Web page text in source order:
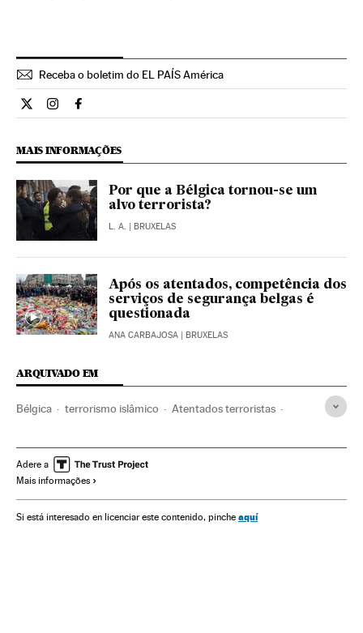
Receba o boletim do EL PAÍS América
Internacional El País Brasil en Twitter
Internacional El País Brasil en Instagram
Internacional El País Brasil en Facebook
MAIS INFORMAÇÕES
Por que a Bélgica tornou-se um
alvo terrorista?
L. A. | BRUXELAS
Após os atentados, competência dos
serviços de segurança belgas é
questionada
ANA CARBAJOSA | BRUXELAS
ARQUIVADO EM
Bélgica terrorismo islâmico Atentados terroristas
Atentado Bruxelas 22-M Atentados suicidas
Atentado Paris 13 N
Bataclan Estado Islâmico Paris Stade de France
Adere a
Mais informações
Si está interesado en licenciar este contenido, pinche aquí